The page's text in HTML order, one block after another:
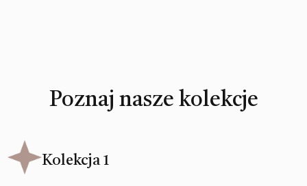
Poznaj nasze kolekcje
Kolekcja 1